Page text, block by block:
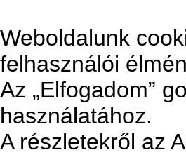
Weboldalunk
felhasználói
Az „Elfogadom”
használatához.
A részletekről az